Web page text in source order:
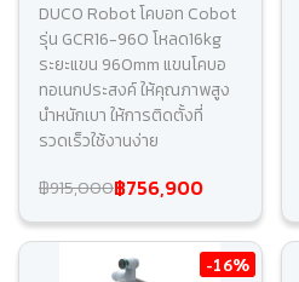
DUCO Robot โคบอท Cobot
รุ่น GCR16-960 โหลด16kg
ระยะแขน 960mm แขนโคบอ
ทอเนกประสงค์ ให้คุณภาพสูง
นำหนักเบา ให้การติดตั้งที่
รวดเร็วใช้งานง่าย
฿915,000฿756,900
-16%